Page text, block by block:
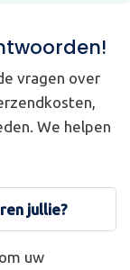
vragen over
We helpen
jullie?
uw